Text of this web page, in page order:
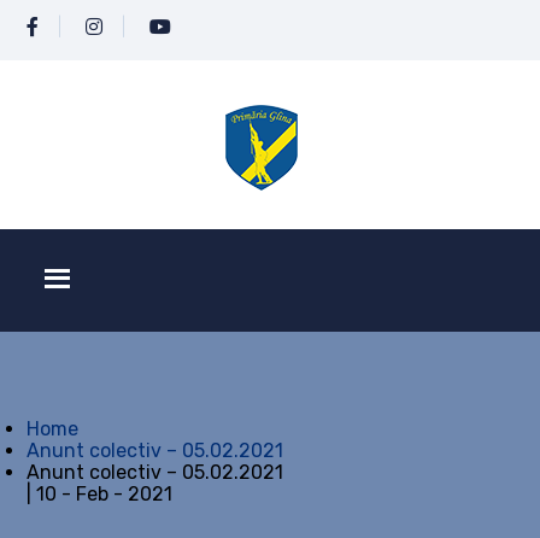
Home
Anunt colectiv – 05.02.2021
Anunt colectiv – 05.02.2021
| 10 - Feb - 2021